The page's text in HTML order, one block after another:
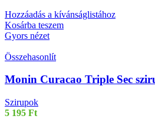
Hozzáadás a kívánságlistához
Kosárba teszem
Gyors nézet
Összehasonlít
Monin Curacao Triple Sec
Szirupok
5 195 Ft